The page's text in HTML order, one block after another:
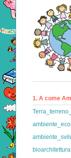
1. A come
bioarchitettura